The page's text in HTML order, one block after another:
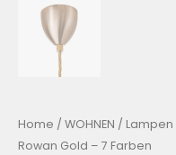
Home / WOHNEN / Lampen
Rowan Gold – 7 Farben